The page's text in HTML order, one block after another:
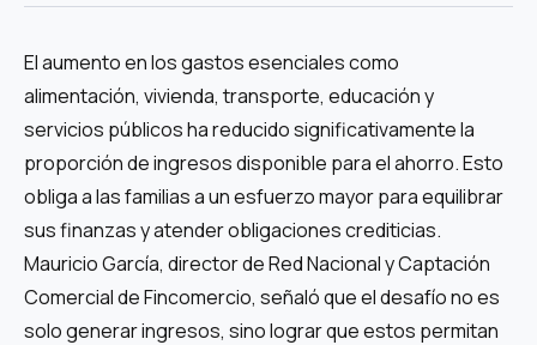
El aumento en los gastos esenciales como
alimentación, vivienda, transporte, educación y
servicios públicos ha reducido significativamente la
proporción de ingresos disponible para el ahorro. Esto
obliga a las familias a un esfuerzo mayor para equilibrar
sus finanzas y atender obligaciones crediticias.
Mauricio García, director de Red Nacional y Captación
Comercial de Fincomercio, señaló que el desafío no es
solo generar ingresos, sino lograr que estos permitan